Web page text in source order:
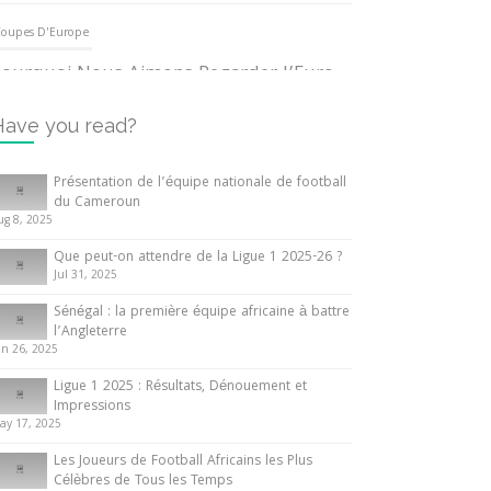
D'Europe
Nous Aimons Regarder l’Euro
June 2024
Internationales
ce que vous devez savoir sur la
d’Afrique des Nations
10 May 2024
Internationales
de l’équipe nationale de
football du Cameroun
2025
you read?
Présentation de l’équipe nationale de football
du Cameroun
8, 2025
Que peut-on attendre de la Ligue 1 2025-26 ?
Jul 31, 2025
Sénégal : la première équipe africaine à battre
l’Angleterre
26, 2025
Ligue 1 2025 : Résultats, Dénouement et
Impressions
17, 2025
Les Joueurs de Football Africains les Plus
Célèbres de Tous les Temps